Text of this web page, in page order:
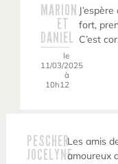
MARION
ET
DANIEL
le
11/03/2025
à
10h12
fort,
C’est
PESCHER
JOCELYNE
Les amis
amoureux